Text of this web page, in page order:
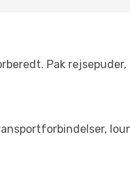
Pak rejsepuder,